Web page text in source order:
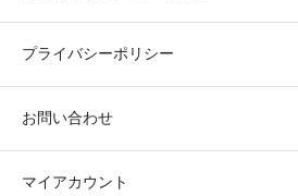
プライバシーポリシー
お問い合わせ
マイアカウント